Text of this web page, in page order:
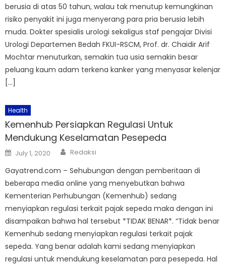
berusia di atas 50 tahun, walau tak menutup kemungkinan
risiko penyakit ini juga menyerang para pria berusia lebih
muda. Dokter spesialis urologi sekaligus staf pengajar Divisi
Urologi Departemen Bedah FKUI-RSCM, Prof. dr. Chaidir Arif
Mochtar menuturkan, semakin tua usia semakin besar
peluang kaum adam terkena kanker yang menyasar kelenjar
[…]
Health
Kemenhub Persiapkan Regulasi Untuk
Mendukung Keselamatan Pesepeda
Posted
on
July 1, 2020 Author
Redaksi
Gayatrend.com – Sehubungan dengan pemberitaan di
beberapa media online yang menyebutkan bahwa
Kementerian Perhubungan (Kemenhub) sedang
menyiapkan regulasi terkait pajak sepeda maka dengan ini
disampaikan bahwa hal tersebut *TIDAK BENAR*. “Tidak benar
Kemenhub sedang menyiapkan regulasi terkait pajak
sepeda. Yang benar adalah kami sedang menyiapkan
regulasi untuk mendukung keselamatan para pesepeda. Hal